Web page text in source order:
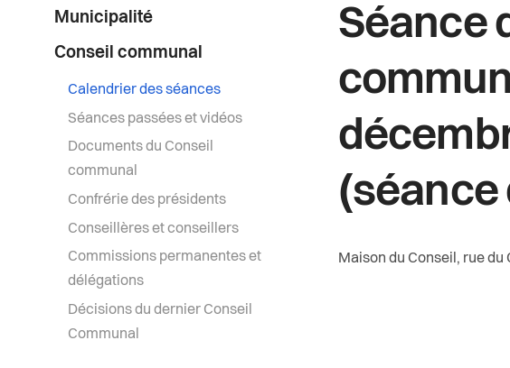
Séance
(séance
Maison du Conseil, rue du
Menu
latéral
Municipalité
Conseil communal
Calendrier des séances
Séances passées et vidéos
Documents du Conseil
communal
Confrérie des présidents
Conseillères et conseillers
Commissions permanentes et
délégations
Décisions du dernier Conseil
Communal